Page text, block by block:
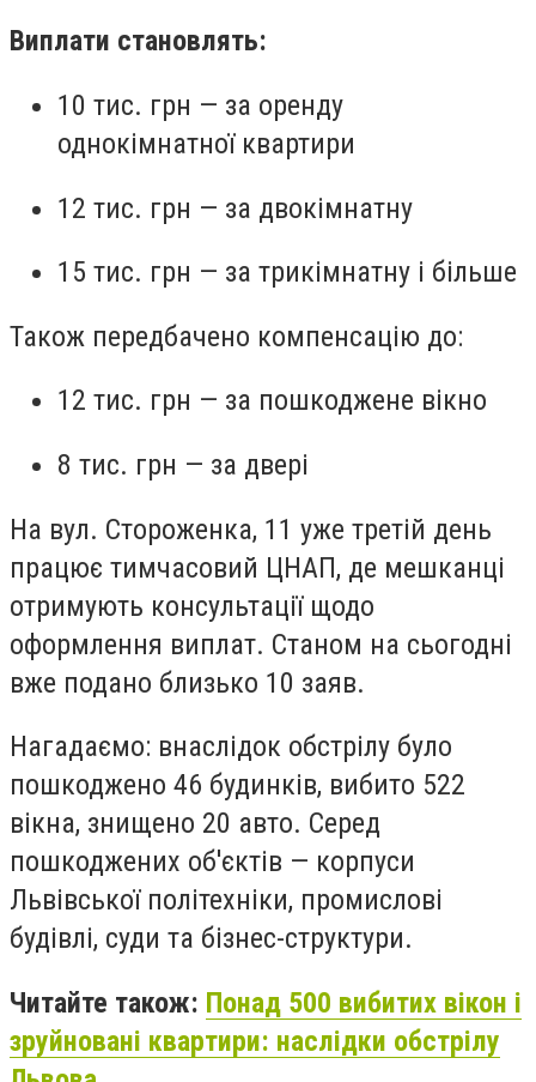
Виплати становлять:
10 тис. грн — за оренду
однокімнатної квартири
12 тис. грн — за двокімнатну
15 тис. грн — за трикімнатну і більше
Також передбачено компенсацію до:
12 тис. грн — за пошкоджене вікно
8 тис. грн — за двері
На вул. Стороженка, 11 уже третій день
працює тимчасовий ЦНАП, де мешканці
отримують консультації щодо
оформлення виплат. Станом на сьогодні
вже подано близько 10 заяв.
Нагадаємо: внаслідок обстрілу було
пошкоджено 46 будинків, вибито 522
вікна, знищено 20 авто. Серед
пошкоджених об'єктів — корпуси
Львівської політехніки, промислові
будівлі, суди та бізнес-структури.
Читайте також: Понад 500 вибитих вікон і
зруйновані квартири: наслідки обстрілу